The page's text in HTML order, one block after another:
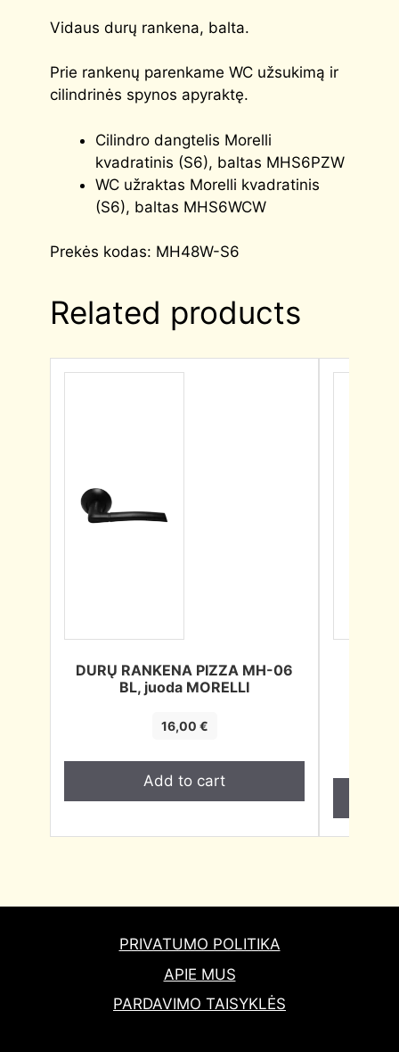
Vidaus durų rankena, balta.
Prie rankenų parenkame WC užsukimą ir
cilindrinės spynos apyraktę.
Cilindro dangtelis Morelli
kvadratinis (S6), baltas MHS6PZW
WC užraktas Morelli kvadratinis
(S6), baltas MHS6WCW
Prekės kodas: MH48W-S6
Related products
DURŲ RANKENA PIZZA MH-06
BL, juoda MORELLI
16,00 €
Add to cart
PRIVATUMO POLITIKA
APIE MUS
PARDAVIMO TAISYKLĖS